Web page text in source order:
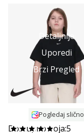
Detaljnije
Uporedi
Brzi Pregled
Pogledaj slično
Dostupno boja:5